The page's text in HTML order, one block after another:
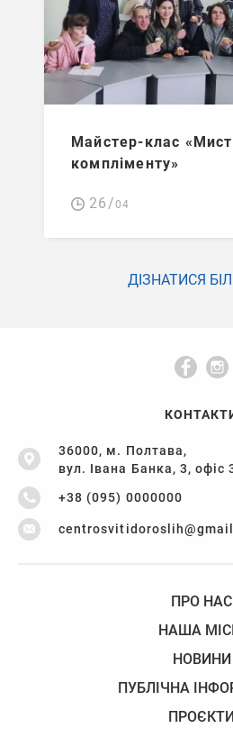
Майстер-клас
компліменту»
26/04
ДІЗНАТИСЯ
36000, м. Полтава,
вул. Івана Банка, 3, офіс
+38 (095) 0000000
ПРО НАС
НАША
НОВИНИ
ПУБЛІЧНА
ПРОЄКТИ